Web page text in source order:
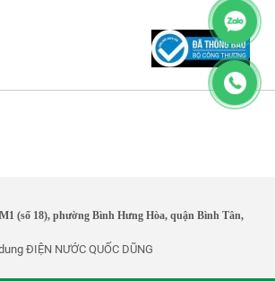
(số 18), phường Bình Hưng Hòa, quận Bình Tân,
ĐIỆN NƯỚC QUỐC DŨNG